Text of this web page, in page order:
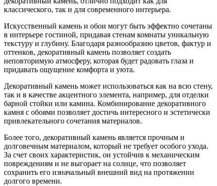
классического, так и для современного интерьера.
Искусственный камень и обои могут быть эффектно сочетаны
в интерьере гостиной, придавая стенам комнаты уникальную
текстуру и глубину. Благодаря разнообразию цветов, фактур и
оттенков, декоративный камень позволяет создать
неповторимую атмосферу, которая будет радовать глаза и
придавать ощущение комфорта и уюта.
Декоративный камень может использоваться как на всю стену,
так и в качестве акцентного элемента, например, для отделки
барной стойки или камина. Комбинирование декоративного
камня с обоями позволяет достичь интересного и эстетически
привлекательного сочетания материалов.
Более того, декоративный камень является прочным и
долговечным материалом, который не требует особого ухода.
За счет своих характеристик, он устойчив к механическим
повреждениям и не выгорает на солнце, что позволяет
сохранить его изначальный внешний вид на протяжении
долгого времени.